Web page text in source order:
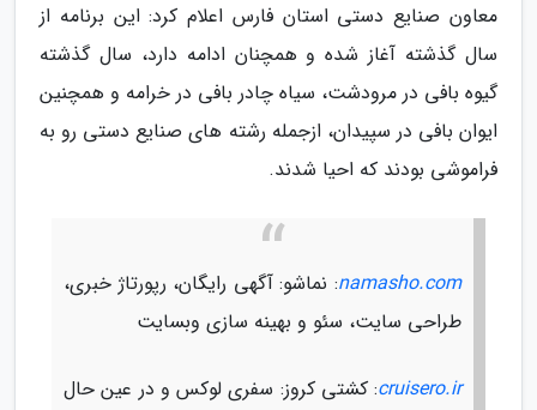
معاون صنایع دستی استان فارس اعلام کرد: این برنامه از
سال گذشته آغاز شده و همچنان ادامه دارد، سال گذشته
گیوه بافی در مرودشت، سیاه چادر بافی در خرامه و همچنین
ایوان بافی در سپیدان، ازجمله رشته های صنایع دستی رو به
فراموشی بودند که احیا شدند.
namasho.com: نماشو: آگهی رایگان، رپورتاژ خبری،
طراحی سایت، سئو و بهینه سازی وبسایت
cruisero.ir: کشتی کروز: سفری لوکس و در عین حال